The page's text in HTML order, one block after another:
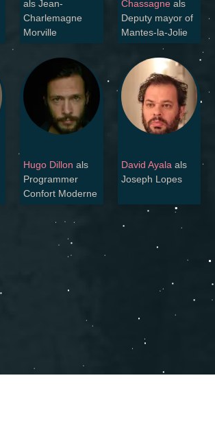
als Jean-
Charlemagne
Morville
Chassagneals
Deputy mayor of
Mantes-la-Jolie
Hugo Dillon als
Programmer
Confort Moderne
David Ayala als
Joseph Lopes